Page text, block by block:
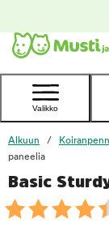
Ota yhteyttä
asiakaspalveluun
Valikko
Alkuun
paneelia
Basic
foo